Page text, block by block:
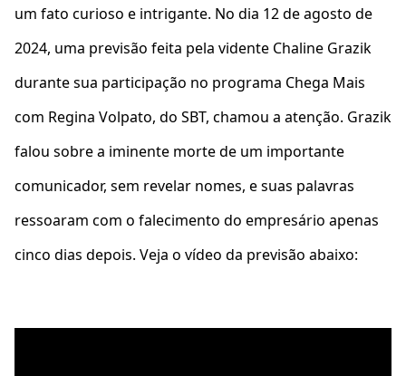
um fato curioso e intrigante. No dia 12 de agosto de
2024, uma previsão feita pela vidente Chaline Grazik
durante sua participação no programa Chega Mais
com Regina Volpato, do SBT, chamou a atenção. Grazik
falou sobre a iminente morte de um importante
comunicador, sem revelar nomes, e suas palavras
ressoaram com o falecimento do empresário apenas
cinco dias depois. Veja o vídeo da previsão abaixo: